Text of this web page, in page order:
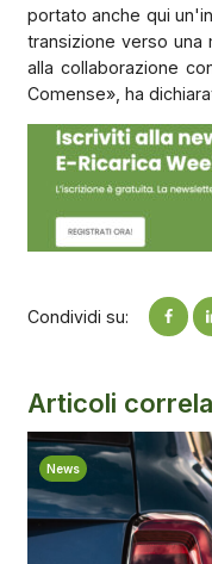
portato anche qui
transizione verso una
alla collaborazione
Comense», ha
Condividi su:
Articoli
News